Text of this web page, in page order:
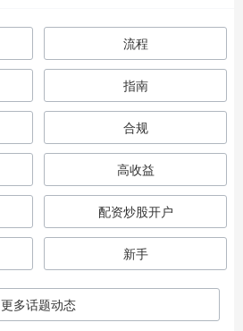
流程
指南
合规
高收益
配资炒股开户
新手
更多话题动态